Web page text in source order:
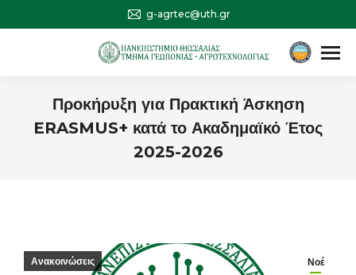
g-agrtec@uth.gr
Προκήρυξη για Πρακτική Άσκηση
ERASMUS+ κατά το Ακαδημαϊκό Έτος
2025-2026
Νοέ
Ανακοινώσεις